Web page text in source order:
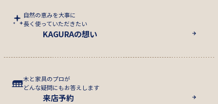
自然の恵みを大事に
長く使っていただきたい
KAGURAの想い
木と家具のプロが
どんな疑問にもお答えします
来店予約